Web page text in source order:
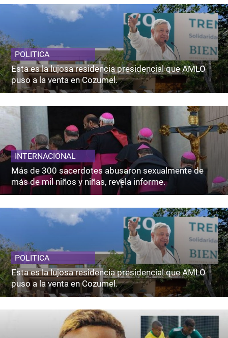
POLITICA
Esta es la lujosa residencia presidencial que AMLO
puso a la venta en Cozumel.
INTERNACIONAL
Más de 300 sacerdotes abusaron sexualmente de
más de mil niños y niñas, revela informe.
POLITICA
Esta es la lujosa residencia presidencial que AMLO
puso a la venta en Cozumel.